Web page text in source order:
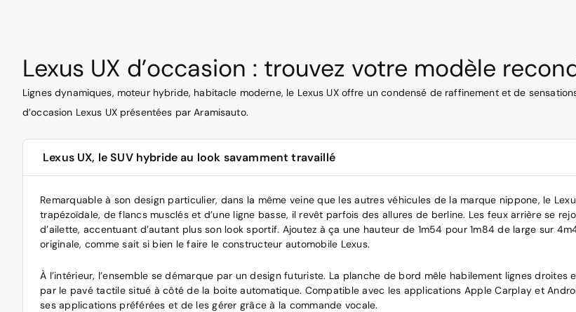
Lexus UX d’occasion : trouvez votre modèle
Lignes dynamiques, moteur hybride, habitacle moderne, le Lexus UX offre un condensé de raffinement et de
d’occasion Lexus UX présentées par Aramisauto.
Lexus UX, le SUV hybride au look savamment travaillé
Remarquable à son design particulier, dans la même veine que les autres véhicules de la marque nippone, le
trapézoïdale, de flancs musclés et d’une ligne basse, il revêt parfois des allures de berline. Les feux arrière se
d’ailette, accentuant d’autant plus son look sportif. Ajoutez à ça une hauteur de 1m54 pour 1m84 de large sur
originale, comme sait si bien le faire le constructeur automobile Lexus.
À l’intérieur, l’ensemble se démarque par un design futuriste. La planche de bord mêle habilement lignes
par le pavé tactile situé à côté de la boite automatique. Compatible avec les applications Apple Carplay et
ses applications préférées et de les gérer grâce à la commande vocale.